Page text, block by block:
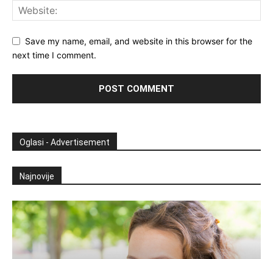
Save my name, email, and website in this browser for the
next time I comment.
Oglasi - Advertisement
Najnovije